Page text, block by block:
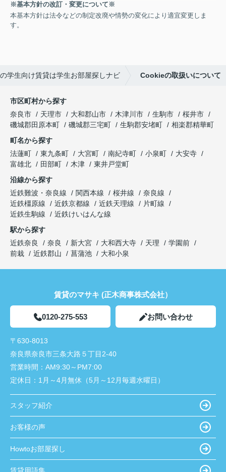
※基本方針の改訂・変更について※
本基本方針は法令などの制定改廃や情勢の変化により適宜変更しま
す。
学生向け賃貸は学生お部屋探しナビ Cookieの取扱いについて
市区町村から探す
奈良市
天理市 大和郡山市 木津川市 生駒市
桜井市
磯城郡田原本町
磯城郡三宅町 生駒郡安堵町
相楽郡精華町
町名から探す
法蓮町
東九条町 大宮町 南紀寺町 小泉町
大安寺
富雄北
田部町 木津
東井戸堂町
沿線から探す
近鉄難波・奈良線
関西本線 桜井線
奈良線
近鉄橿原線
近鉄京都線 近鉄天理線
片町線
近鉄生駒線
近鉄けいはんな線
駅から探す
近鉄奈良
奈良 新大宮 大和西大寺 天理
学園前
前栽
近鉄郡山 菖蒲池 大和小泉
賃貸のマサキ (正木商事株式会社）
0120-275-553 お問い合わせ
〒630-8013
奈良県奈良市三条大路５丁目2-40
営業時間： AM9:30～PM7:00
定休日： 1月～4月無休（5月～12月毎週水曜日）
スタッフ紹介
お客様の声
Howtoお部屋探し
賃貸用語集